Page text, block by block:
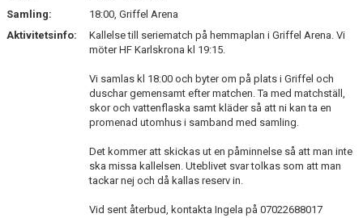
VÅRA LAG
Samling:
18:00, Griffel Arena
Aktivitetsinfo:
Kallelse till seriematch på hemmaplan i Griffel Arena. Vi
möter HF Karlskrona kl 19:15.
Vi samlas kl 18:00 och byter om på plats i Griffel och
duschar gemensamt efter matchen. Ta med matchställ,
skor och vattenflaska samt kläder så att ni kan ta en
promenad utomhus i samband med samling.
Det kommer att skickas ut en påminnelse så att man inte
ska missa kallelsen. Uteblivet svar tolkas som att man
tackar nej och då kallas reserv in.
Vid sent återbud, kontakta Ingela på 07022688017